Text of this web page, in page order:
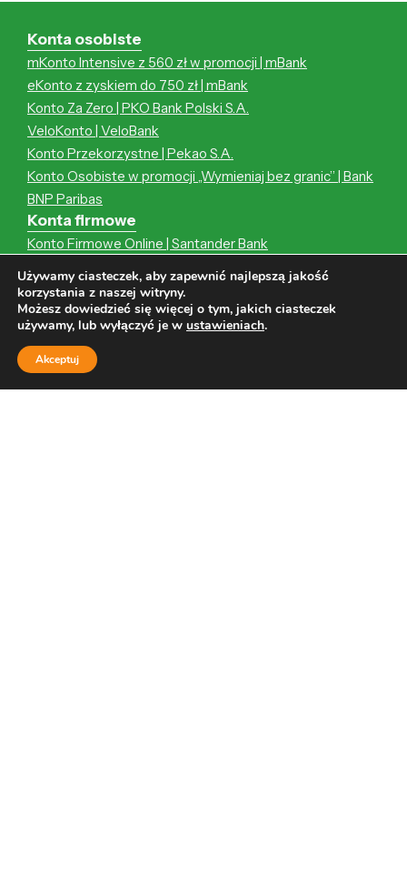
Konta osobiste
mKonto Intensive z 560 zł w promocji | mBank
eKonto z zyskiem do 750 zł | mBank
Konto Za Zero | PKO Bank Polski S.A.
VeloKonto | VeloBank
Konto Przekorzystne | Pekao S.A.
Konto Osobiste w promocji „Wymieniaj bez granic” | Bank
BNP Paribas
Konta firmowe
Konto Firmowe Online | Santander Bank
Rachunek Firmowy 4X4 | Alior Bank
BIZnest Konto | Nest Bank S.A.
Konto Firmowe | PKO Bank Polski S.A.
Plus Konto Biznes | Volkswagen Bank
Konto Przekorzystne Biznes | Pekao S.A.
Pożyczki pozabankowe
Używamy ciasteczek, aby zapewnić najlepszą jakość
korzystania z naszej witryny.
Możesz dowiedzieć się więcej o tym, jakich ciasteczek
używamy, lub wyłączyć je w ustawieniach.
Akceptuj